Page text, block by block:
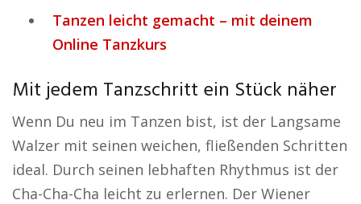
Tanzen leicht gemacht – mit deinem
Online Tanzkurs
Mit jedem Tanzschritt ein Stück näher
Wenn Du neu im Tanzen bist, ist der Langsame
Walzer mit seinen weichen, fließenden Schritten
ideal. Durch seinen lebhaften Rhythmus ist der
Cha-Cha-Cha leicht zu erlernen. Der Wiener